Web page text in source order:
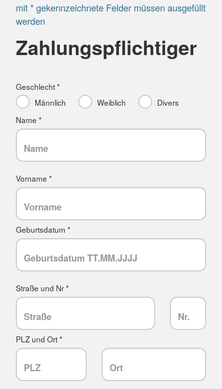
mit * gekennzeichnete Felder müssen ausgefüllt
werden
Zahlungspflichtiger
Geschlecht *
Männlich
Weiblich
Divers
Name *
Vorname *
Geburtsdatum *
Straße und Nr *
PLZ und Ort *